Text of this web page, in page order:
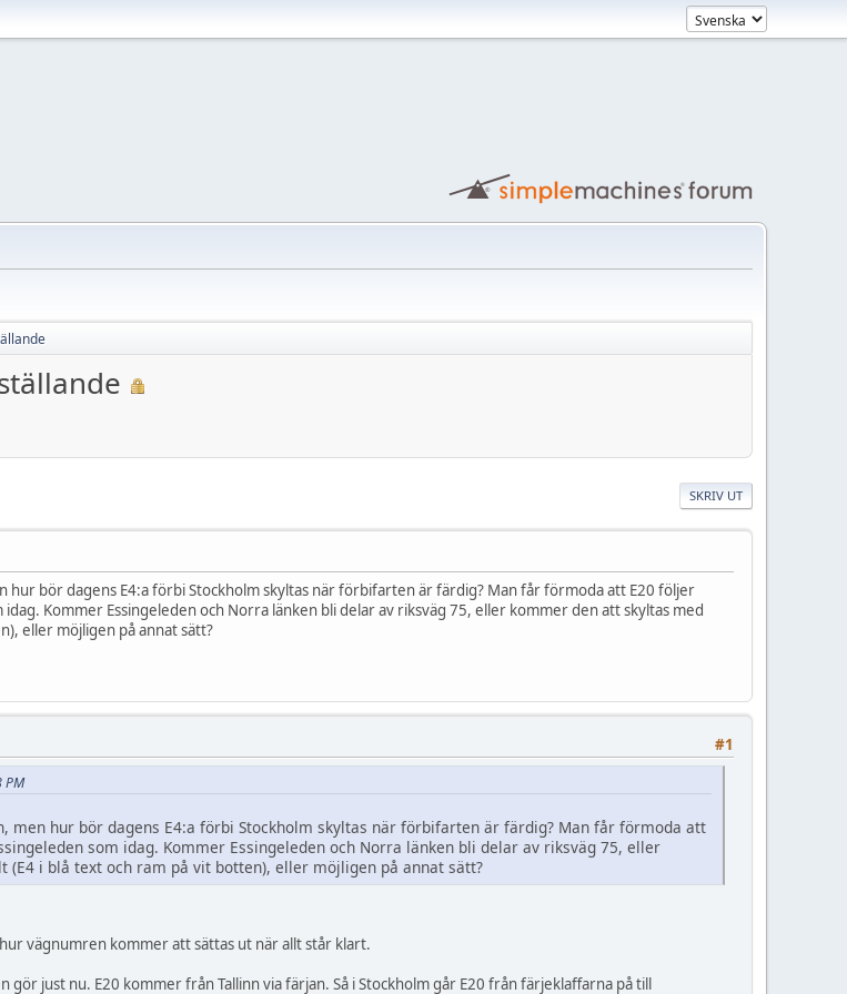
SKRIV UT
hur bör dagens E4:a förbi Stockholm skyltas när förbifarten är färdig? Man får förmoda att E20 följer
Kommer Essingeleden och Norra länken bli delar av riksväg 75, eller kommer den att skyltas med
eller möjligen på annat sätt?
#1
PM
men hur bör dagens E4:a förbi Stockholm skyltas när förbifarten är färdig? Man får förmoda att
som idag. Kommer Essingeleden och Norra länken bli delar av riksväg 75, eller
(E4 i blå text och ram på vit botten), eller möjligen på annat sätt?
vägnumren kommer att sättas ut när allt står klart.
just nu. E20 kommer från Tallinn via färjan. Så i Stockholm går E20 från färjeklaffarna på till